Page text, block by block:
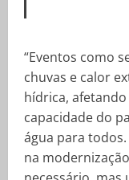
“Eventos como
chuvas e calor
hídrica,
capacidade do
água para
na